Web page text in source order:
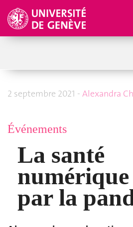
2 septembre 2021 - Alexandra
Événements
La santé
numérique
par la